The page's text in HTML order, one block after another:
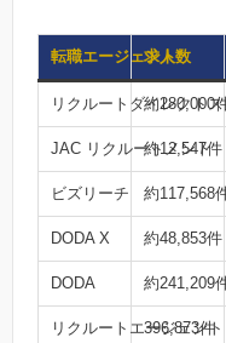
転職エージェント
求人数
リクルートダイレクト
約280,000
JAC リクルートメント
約12,547件
ビズリーチ 約117,568
DODA X 約48,853件
DODA 約241,209
リクルートエージェント
396,873件